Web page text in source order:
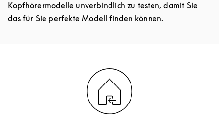
Kopfhörermodelle unverbindlich zu testen, damit Sie
das für Sie perfekte Modell finden können.